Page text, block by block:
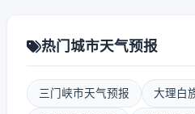
热门城市天气预报
三门峡市天气预报 大理白